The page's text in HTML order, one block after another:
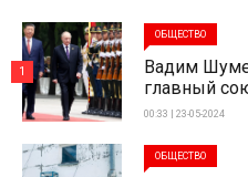
ОБЩЕСТВО
Вадим
главный
00:33 | 23-05-2024
1
ОБЩЕСТВО